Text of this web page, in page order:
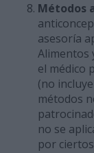
Métodos
asesoría
Alimentos
el médico
(no
métodos
no se
por